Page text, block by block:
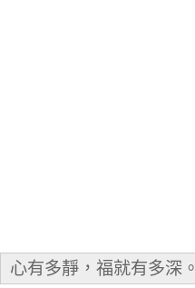
心有多靜，福就有多深。